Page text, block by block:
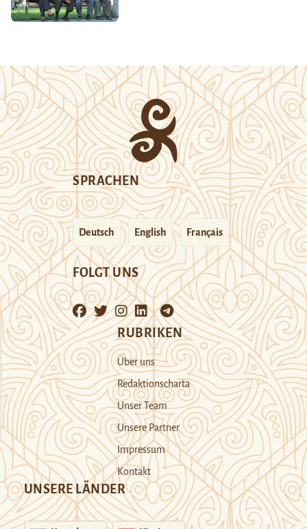
SPRACHEN
Deutsch English Français
FOLGT UNS
RUBRIKEN
Über uns
Redaktionscharta
Unser Team
Unsere Partner
Impressum
Kontakt
UNSERE LÄNDER